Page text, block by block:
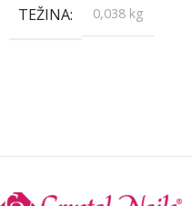
TEŽINA 0,038 kg